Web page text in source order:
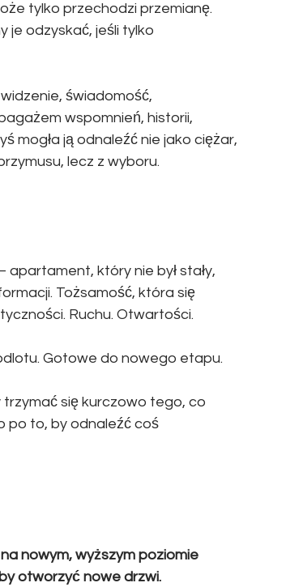
tylko przechodzi przemianę.
je odzyskać, jeśli tylko
świadomość,
wspomnień, historii,
mogła ją odnaleźć nie jako ciężar,
lecz z wyboru.
apartament, który nie był stały,
Tożsamość, która się
Ruchu. Otwartości.
Gotowe do nowego etapu.
trzymać się kurczowo tego, co
po to, by odnaleźć coś
nowym, wyższym poziomie
otworzyć nowe drzwi.